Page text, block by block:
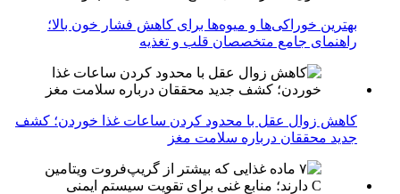
بهترین خوراکی‌ها و میوه‌ها برای کاهش فشار خون بالا؛
راهنمای جامع متخصصان قلب و تغذیه
کاهش زوال عقل با محدود کردن ساعات غذا خوردن؛ کشف
جدید محققان درباره سلامت مغز